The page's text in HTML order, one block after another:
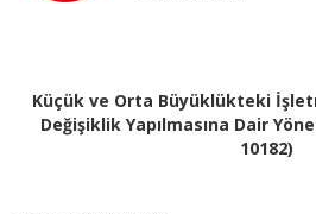
Küçük ve Orta Büyüklükteki
Değişiklik Yapılmasına Dair
10182)